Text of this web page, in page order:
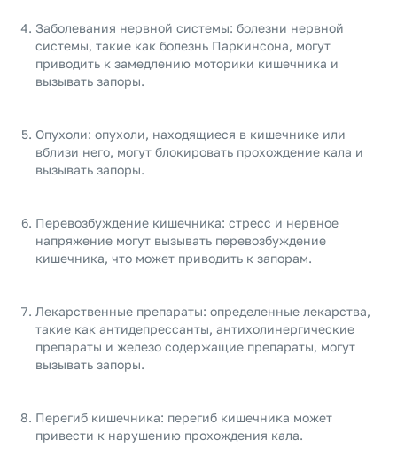
Заболевания нервной системы: болезни нервной
системы, такие как болезнь Паркинсона, могут
приводить к замедлению моторики кишечника и
вызывать запоры.
Опухоли: опухоли, находящиеся в кишечнике или
вблизи него, могут блокировать прохождение кала и
вызывать запоры.
Перевозбуждение кишечника: стресс и нервное
напряжение могут вызывать перевозбуждение
кишечника, что может приводить к запорам.
Лекарственные препараты: определенные лекарства,
такие как антидепрессанты, антихолинергические
препараты и железо содержащие препараты, могут
вызывать запоры.
Перегиб кишечника: перегиб кишечника может
привести к нарушению прохождения кала.